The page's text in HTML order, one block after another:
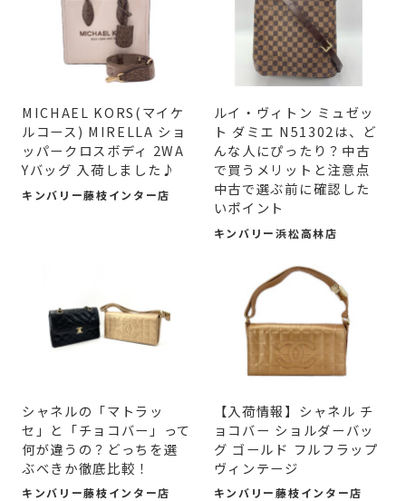
MICHAEL KORS(マイケ
ルコース) MIRELLA ショ
ッパークロスボディ 2WA
Yバッグ 入荷しました♪
キンバリー藤枝インター店
ルイ・ヴィトン ミュゼッ
ト ダミエ N51302は、ど
んな人にぴったり？中古
で買うメリットと注意点
中古で選ぶ前に確認した
いポイント
キンバリー浜松高林店
シャネルの「マトラッ
セ」と「チョコバー」って
何が違うの？どっちを選
ぶべきか徹底比較！
キンバリー藤枝インター店
【入荷情報】シャネル チ
ョコバー ショルダーバッ
グ ゴールド フルフラップ
ヴィンテージ
キンバリー藤枝インター店